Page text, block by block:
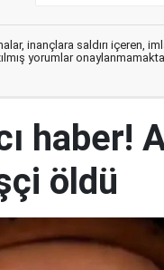
inançlara saldırı içeren,
yorumlar
haber!
öldü